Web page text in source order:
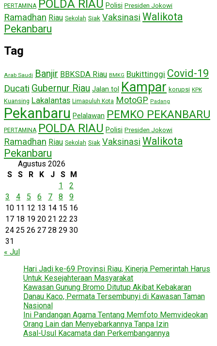
PERTAMINA POLDA RIAU Polisi Presiden Jokowi
Ramadhan Riau Sekolah Siak Vaksinasi Walikota
Pekanbaru
Tag
Arab Saudi Banjir BBKSDA Riau BMKG Bukittinggi Covid-19
Ducati Gubernur Riau Jalan tol Kampar korupsi KPK
Kuansing Lakalantas Limapuluh Kota MotoGP Padang
Pekanbaru Pelalawan PEMKO PEKANBARU
PERTAMINA POLDA RIAU Polisi Presiden Jokowi
Ramadhan Riau Sekolah Siak Vaksinasi Walikota
Pekanbaru
Agustus 2026
S
S R K J S
M
1
2
3
4 5 6 7 8
9
10 11 12 13 14 15 16
17 18 19 20 21 22 23
24 25 26 27 28 29 30
31
« Jul
Hari Jadi ke-69 Provinsi Riau, Kinerja Pemerintah Harus
Untuk Kesejahteraan Masyarakat
Kawasan Gunung Bromo Ditutup Akibat Kebakaran
Danau Kaco, Permata Tersembunyi di Kawasan Taman
Nasional
Ini Pandangan Agama Tentang Memfoto Memvideokan
Orang Lain dan Menyebarkannya Tanpa Izin
Asal-Usul Kacamata dan Perkembangannya